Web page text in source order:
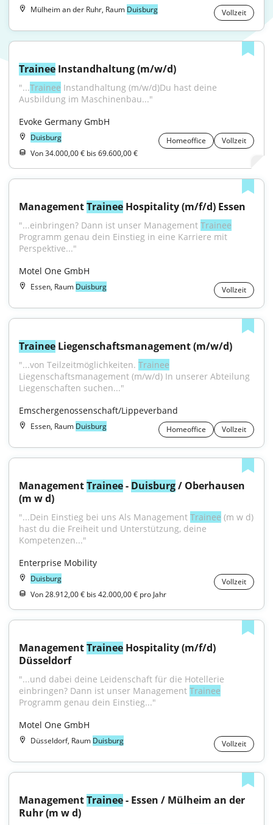
Mülheim an der Ruhr, Raum Duisburg Vollzeit
Trainee Instandhaltung (m/w/d)
"...Trainee Instandhaltung (m/w/d)Du hast deine
Ausbildung im Maschinenbau..."
Evoke Germany GmbH
Duisburg Homeoffice
Vollzeit
Von 34.000,00 € bis 69.600,00 €
Management Trainee Hospitality (m/f/d) Essen
"...einbringen? Dann ist unser Management Trainee
Programm genau dein Einstieg in eine Karriere mit
Perspektive..."
Motel One GmbH
Essen, Raum Duisburg Vollzeit
Trainee Liegenschaftsmanagement (m/w/d)
"...von Teilzeitmöglichkeiten. Trainee
Liegenschaftsmanagement (m/w/d) In unserer Abteilung
Liegenschaften suchen..."
Emschergenossenschaft/Lippeverband
Essen, Raum Duisburg Homeoffice Vollzeit
Management Trainee - Duisburg / Oberhausen
(m w d)
"...Dein Einstieg bei uns Als Management Trainee (m w d)
hast du die Freiheit und Unterstützung, deine
Kompetenzen..."
Enterprise Mobility
Duisburg
Vollzeit
Von 28.912,00 € bis 42.000,00 € pro Jahr
Management Trainee Hospitality (m/f/d)
Düsseldorf
"...und dabei deine Leidenschaft für die Hotellerie
einbringen? Dann ist unser Management Trainee
Programm genau dein Einstieg..."
Motel One GmbH
Düsseldorf, Raum Duisburg Vollzeit
Management Trainee - Essen / Mülheim an der
Ruhr (m w d)